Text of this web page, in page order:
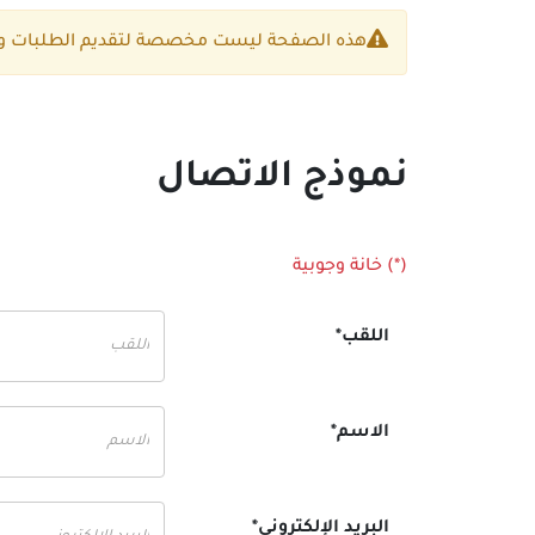
هذه الصفحة ليست مخصصة لتقديم الطلبات
نموذج الاتصال
(*) خانة وجوبية
اللقب*
الاسم*
البريد الإلكتروني*